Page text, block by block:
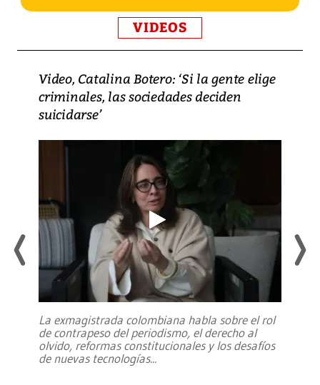
VIDEOS
Video, Catalina Botero: ‘Si la gente elige
criminales, las sociedades deciden
suicidarse’
La exmagistrada colombiana habla sobre el rol
de contrapeso del periodismo, el derecho al
olvido, reformas constitucionales y los desafíos
de nuevas tecnologías...